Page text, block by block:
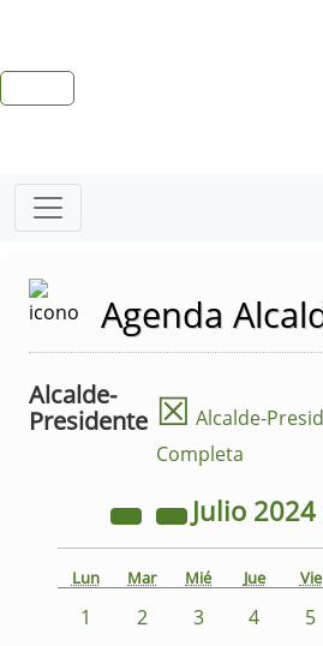
Agenda
Alcalde-
Presidente ☒ Alcalde-
Completa
Julio 2024
Lun Mar Mié Jue Vie
1 2 3 4 5